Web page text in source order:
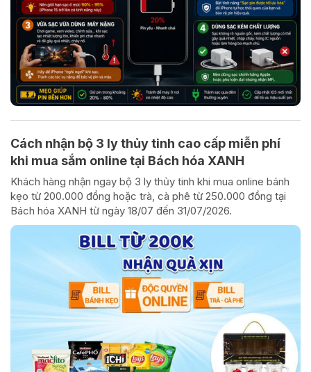
Cách nhận bộ 3 ly thủy tinh cao cấp miễn phí
khi mua sắm online tại Bách hóa XANH
Khách hàng nhận ngay bộ 3 ly thủy tinh khi mua online bánh
kẹo từ 200.000 đồng hoặc trà, cà phê từ 250.000 đồng tại
Bách hóa XANH từ ngày 18/07 đến 31/07/2026.